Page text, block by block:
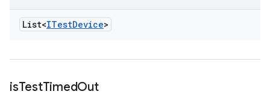
List<ITestDevice>
isTestTimedOut